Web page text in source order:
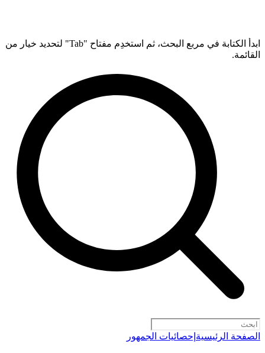
ابدأ الكتابة في مربع البحث، ثم استخدِم مفتاح "Tab" لتحديد خيار من
القائمة.
الصفحة الرئيسية إحصائيات الجمهور